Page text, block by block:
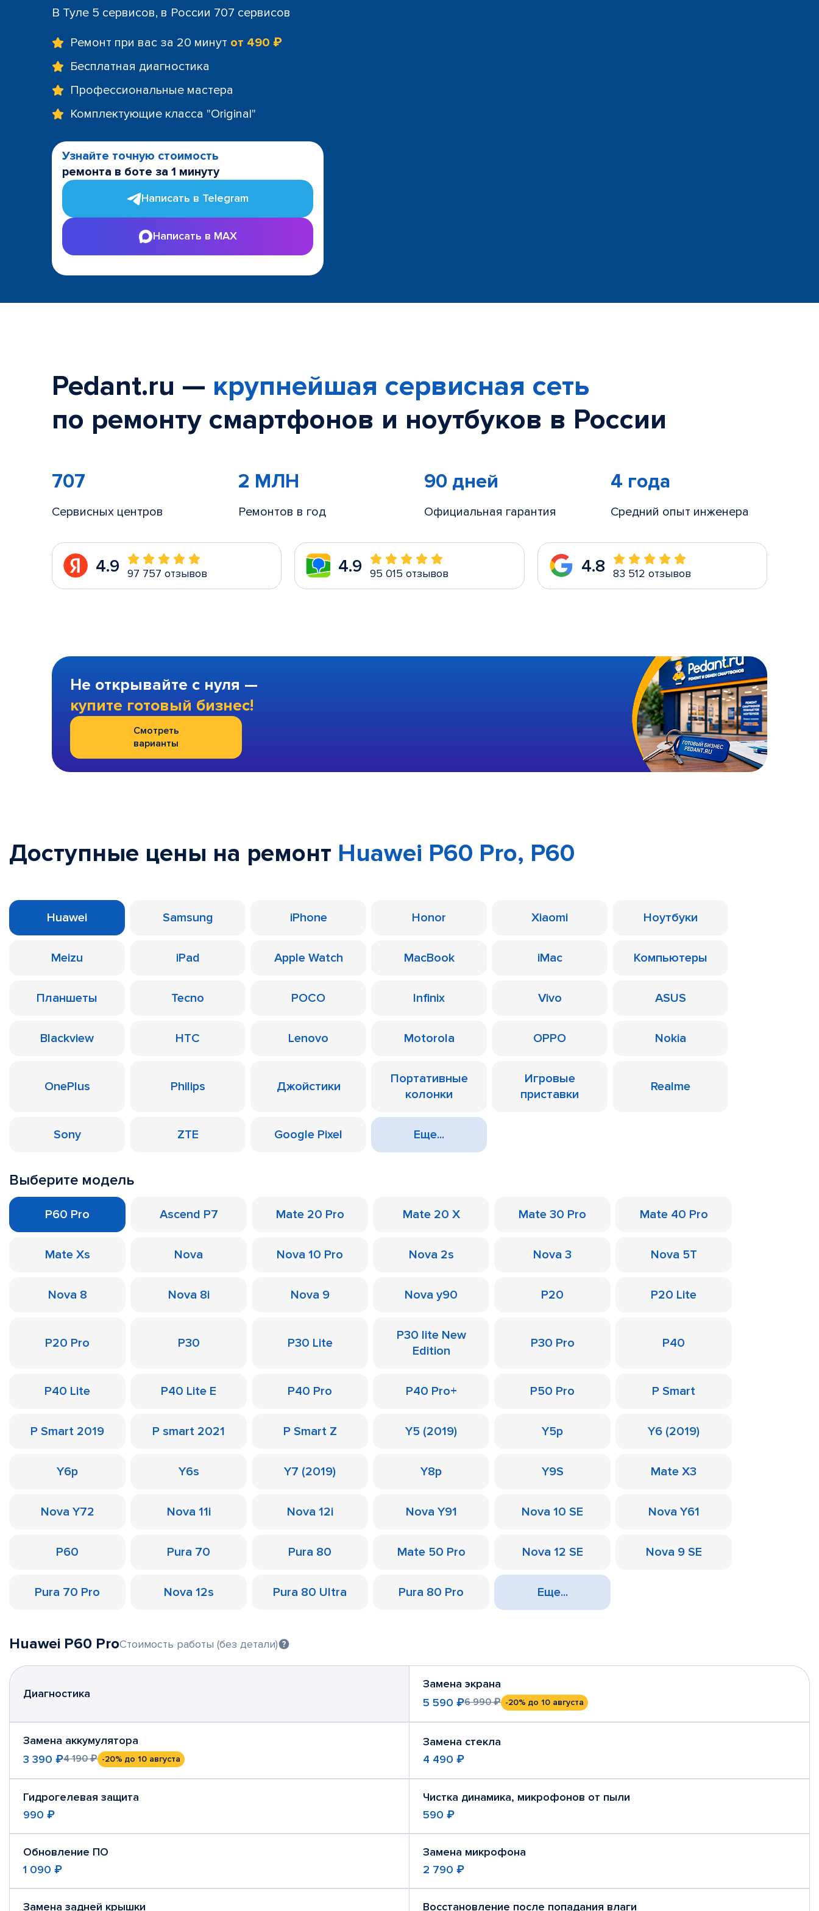
В Туле 5 сервисов, в России 707 сервисов
Ремонт при вас за 20 минут от 490 ₽
Бесплатная диагностика
Профессиональные мастера
Комплектующие класса "Original"
Узнайте точную стоимость
ремонта в боте за 1 минуту
Написать в Telegram
Написать в MAX
Pedant.ru — крупнейшая сервисная сеть
по ремонту смартфонов и ноутбуков в России
707
Сервисных центров
2 МЛН
Ремонтов в год
90 дней
Официальная гарантия
4 года
Средний опыт инженера
4.9 97 757 отзывов 4.9 95 015 отзывов 4.8 83 512 отзывов
Не открывайте с нуля —
купите готовый бизнес!
Смотреть
варианты
Доступные цены на ремонт Huawei P60 Pro, P60
Huawei Samsung iPhone Honor Xiaomi Ноутбуки
Meizu iPad Apple Watch MacBook iMac Компьютеры
Планшеты Tecno POCO Infinix Vivo ASUS
Blackview HTC Lenovo Motorola OPPO Nokia
OnePlus Philips Джойстики
Портативные
колонки
Игровые
приставки
Realme
Sony ZTE Google Pixel Еще...
Выберите модель
P60 Pro Ascend P7 Mate 20 Pro Mate 20 X Mate 30 Pro Mate 40 Pro
Mate Xs Nova Nova 10 Pro Nova 2s Nova 3 Nova 5T
Nova 8 Nova 8i Nova 9 Nova y90 P20 P20 Lite
P20 Pro P30 P30 Lite
P30 lite New
Edition
P30 Pro P40
P40 Lite P40 Lite E P40 Pro P40 Pro+ P50 Pro P Smart
P Smart 2019 P smart 2021 P Smart Z Y5 (2019) Y5p Y6 (2019)
Y6p Y6s Y7 (2019) Y8p Y9S Mate X3
Nova Y72 Nova 11i Nova 12i Nova Y91 Nova 10 SE Nova Y61
P60 Pura 70 Pura 80 Mate 50 Pro Nova 12 SE Nova 9 SE
Pura 70 Pro Nova 12s Pura 80 Ultra Pura 80 Pro Еще...
Huawei P60 ProСтоимость работы (без детали)
Диагностика
Замена экрана
5 590 ₽6 990 ₽ -20% до 10 августа
Замена аккумулятора
3 390 ₽4 190 ₽ -20% до 10 августа
Замена стекла
4 490 ₽
Гидрогелевая защита
990 ₽
Чистка динамика, микрофонов от пыли
590 ₽
Обновление ПО
1 090 ₽
Замена микрофона
2 790 ₽
Замена задней крышки Восстановление после попадания влаги